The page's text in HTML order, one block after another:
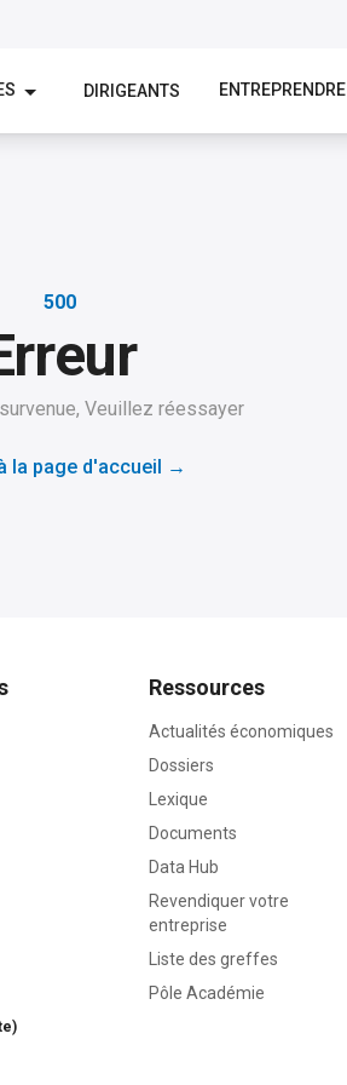
DIRIGEANTS ENTREPRENDRE
500
Veuillez réessayer
la page d'accueil →
Ressources
Actualités économiques
Dossiers
Lexique
Documents
Data Hub
Revendiquer votre
entreprise
Liste des greffes
Pôle Académie